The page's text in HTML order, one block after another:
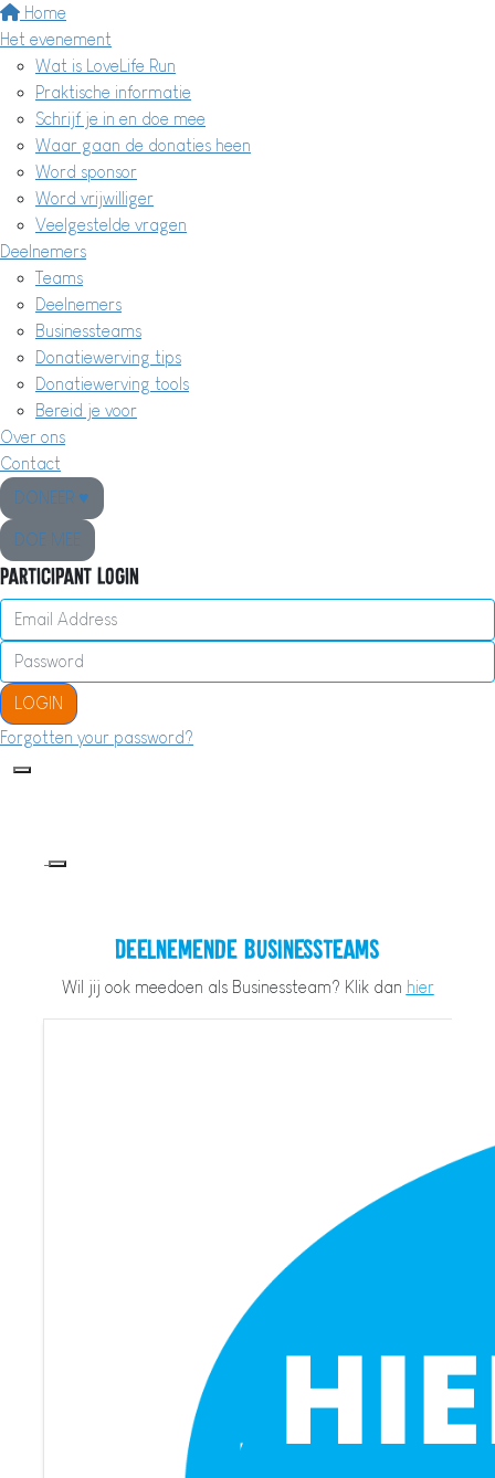
Home
Het evenement
Wat is LoveLife Run
Praktische informatie
Schrijf je in en doe mee
Waar gaan de donaties heen
Word sponsor
Word vrijwilliger
Veelgestelde vragen
Deelnemers
Teams
Deelnemers
Businessteams
Donatiewerving tips
Donatiewerving tools
Bereid je voor
Over ons
Contact
DONEER ♥
DOE MEE
Participant Login
LOGIN
Forgotten your password?
Deelnemende Businessteams
Wil jij ook meedoen als Businessteam? Klik dan hier